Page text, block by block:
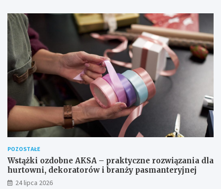
POZOSTAŁE
Wstążki ozdobne AKSA – praktyczne rozwiązania dla
hurtowni, dekoratorów i branży pasmanteryjnej
24 lipca 2026